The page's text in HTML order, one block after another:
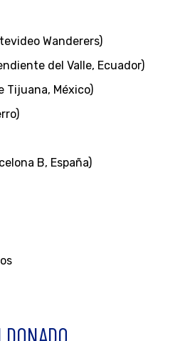
Wanderers)
del Valle, Ecuador)
Tijuana, México)
B, España)